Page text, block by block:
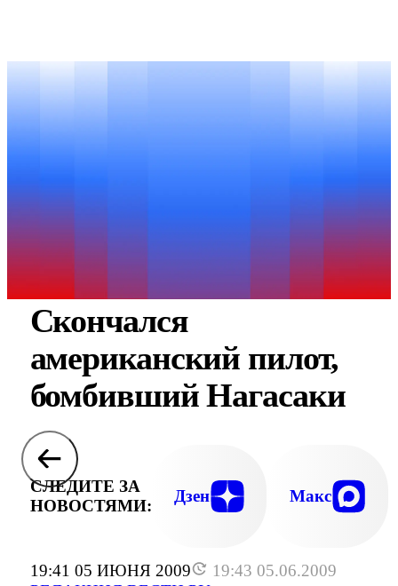
19:41 05 ИЮНЯ 2009
19:43 05.06.2009
Скончался
американский пилот,
бомбивший Нагасаки
СЛЕДИТЕ ЗА
НОВОСТЯМИ:
Дзен Макс